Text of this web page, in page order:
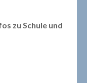
zu Schule und